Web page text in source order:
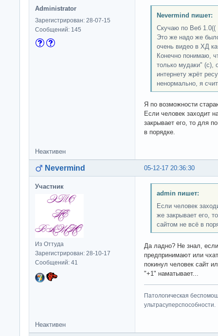
Administrator
Зарегистрирован: 28-07-15
Сообщений: 145
Nevermind пишет:
Скучаю по Веб 1.0((
Это же надо же
очень видео в ХД
Конечно понимаю,
только мудаки" (с),
интернету жрёт
ненормально, я
Я по возможности
Если человек заходит
закрывает его, то для
в порядке.
Неактивен
05-12-17 20:36:30
Nevermind
Участник
Из Оттуда
Зарегистрирован: 28-10-17
Сообщений: 41
admin пишет:
Если человек
же закрывает его,
сайтом не всё в
Да ладно? Не знал,
предпринимают или
покинул человек сайт
"+1" наматывает...
Патологическая
ультрасуперспособности.
Неактивен